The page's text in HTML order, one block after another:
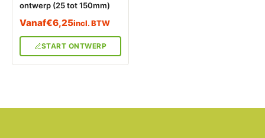
ontwerp (25 tot 150mm)
Vanaf€6,25incl. BTW
START ONTWERP